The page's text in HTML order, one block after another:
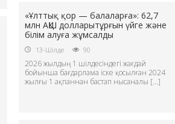
«Ұлттық қор — балаларға»: 62,7
млн АҚШ долларытұрғын үйге және
білім алуға жұмсалды
13-Шілде 90
2026 жылдың 1 шілдесіндегі жағдай
бойынша бағдарлама іске қосылған 2024
жылғы 1 ақпаннан бастап нысаналы […]